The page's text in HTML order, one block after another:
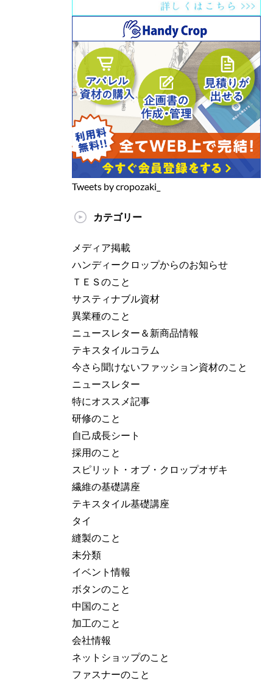
Tweets by cropozaki_
カテゴリー
メディア掲載
ハンディークロップからのお知らせ
ＴＥＳのこと
サスティナブル資材
異業種のこと
ニュースレター＆新商品情報
テキスタイルコラム
今さら聞けないファッション資材のこと
ニュースレター
特にオススメ記事
研修のこと
自己成長シート
採用のこと
スピリット・オブ・クロップオザキ
繊維の基礎講座
テキスタイル基礎講座
タイ
縫製のこと
未分類
イベント情報
ボタンのこと
中国のこと
加工のこと
会社情報
ネットショップのこと
ファスナーのこと